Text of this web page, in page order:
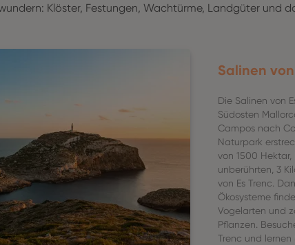
Klöster, Festungen, Wachtürme, Landgüter und
Salinen
Die Salinen von
Südosten
Campos nach
Naturpark
von 1500
unberührten, 3
von Es Trenc.
Ökosysteme
Vogelarten und
Pflanzen.
Trenc und